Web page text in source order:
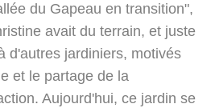
du Gapeau en transition",
avait du terrain, et juste
d'autres jardiniers, motivés
et le partage de la
Aujourd'hui, ce jardin se